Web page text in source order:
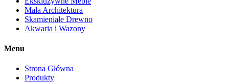
Mała Architektura
Skamieniałe Drewno
Akwaria i Wazony
Menu
Strona Główna
Produkty